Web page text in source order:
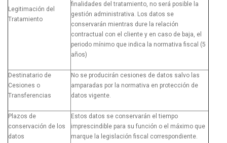
Legitimación del
Tratamiento
finalidades del tratamiento, no será posible la
gestión administrativa. Los datos se
conservarán mientras dure la relación
contractual con el cliente y en caso de baja, el
periodo mínimo que indica la normativa fiscal (5
años)
Destinatario de
Cesiones o
Transferencias
No se producirán cesiones de datos salvo las
amparadas por la normativa en protección de
datos vigente.
Plazos de
conservación de los
datos
Estos datos se conservarán el tiempo
imprescindible para su función o el máximo que
marque la legislación fiscal correspondiente.